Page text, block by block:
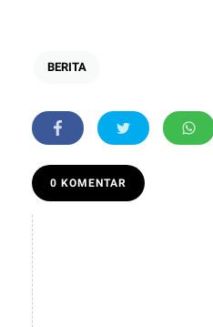
BERITA
0 KOMENTAR